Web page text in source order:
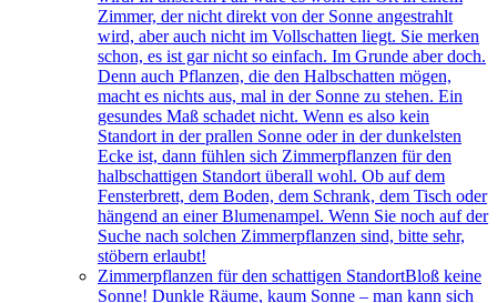
Zimmer, der nicht direkt von der Sonne angestrahlt
wird, aber auch nicht im Vollschatten liegt. Sie merken
schon, es ist gar nicht so einfach. Im Grunde aber doch.
Denn auch Pflanzen, die den Halbschatten mögen,
macht es nichts aus, mal in der Sonne zu stehen. Ein
gesundes Maß schadet nicht. Wenn es also kein
Standort in der prallen Sonne oder in der dunkelsten
Ecke ist, dann fühlen sich Zimmerpflanzen für den
halbschattigen Standort überall wohl. Ob auf dem
Fensterbrett, dem Boden, dem Schrank, dem Tisch oder
hängend an einer Blumenampel. Wenn Sie noch auf der
Suche nach solchen Zimmerpflanzen sind, bitte sehr,
stöbern erlaubt!
Zimmerpflanzen für den schattigen StandortBloß keine
Sonne! Dunkle Räume, kaum Sonne – man kann sich